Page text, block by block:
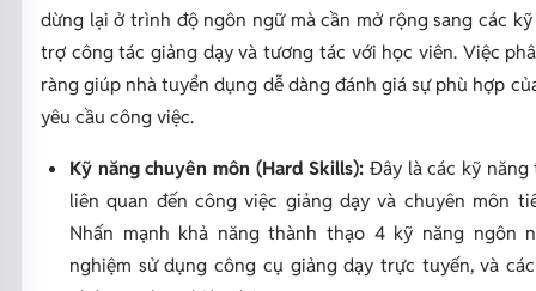
dừng lại ở trình độ ngôn ngữ mà cần mở rộng sang các
trợ công tác giảng dạy và tương tác với học viên. Việc
ràng giúp nhà tuyển dụng dễ dàng đánh giá sự phù hợp
yêu cầu công việc.
Kỹ năng chuyên môn (Hard Skills): Đây là các kỹ
liên quan đến công việc giảng dạy và chuyên môn
Nhấn mạnh khả năng thành thạo 4 kỹ năng ngôn
nghiệm sử dụng công cụ giảng dạy trực tuyến, và